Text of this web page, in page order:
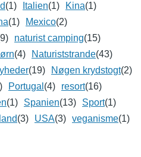
(1) Italien(1) Kina(1)
(1) Mexico(2)
naturist camping(15)
(4) Naturiststrande(43)
(19) Nøgen krydstogt(2)
Portugal (4) resort(16)
(1) Spanien(13) Sport(1)
(3) USA(3) veganisme(1)